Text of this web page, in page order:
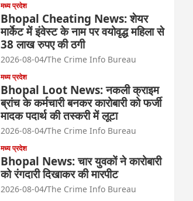
मध्य प्रदेश
Bhopal Cheating News: शेयर
मार्केट में इंवेस्ट के नाम पर वयोवृद्ध महिला से
38 लाख रुपए की ठगी
2026-08-04 The Crime Info Bureau
मध्य प्रदेश
Bhopal Loot News: नकली क्राइम
ब्रांच के कर्मचारी बनकर कारोबारी को फर्जी
मादक पदार्थ की तस्करी में लूटा
2026-08-04 The Crime Info Bureau
मध्य प्रदेश
Bhopal News: चार युवकों ने कारोबारी
को रंगदारी दिखाकर की मारपीट
2026-08-04 The Crime Info Bureau